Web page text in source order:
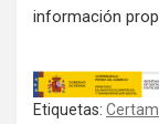
información
Etiquetas: